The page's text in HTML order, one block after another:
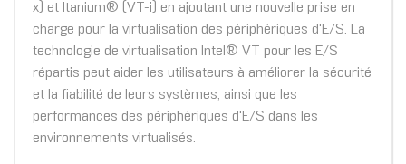
x) et Itanium® (VT-i) en ajoutant une nouvelle prise en
charge pour la virtualisation des périphériques d'E/S. La
technologie de virtualisation Intel® VT pour les E/S
répartis peut aider les utilisateurs à améliorer la sécurité
et la fiabilité de leurs systèmes, ainsi que les
performances des périphériques d'E/S dans les
environnements virtualisés.